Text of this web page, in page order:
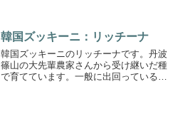
韓国ズッキーニ：リッチーナ
韓国ズッキーニのリッチーナです。丹波
篠山の大先輩農家さんから受け継いだ種
で育てています。一般に出回っているズ